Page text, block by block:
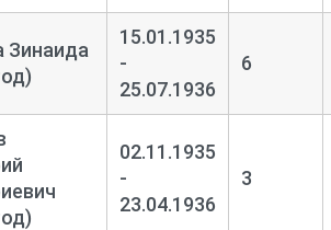
Зинаида
15.01.1935
-
25.07.1936
6
02.11.1935
-
23.04.1936
3